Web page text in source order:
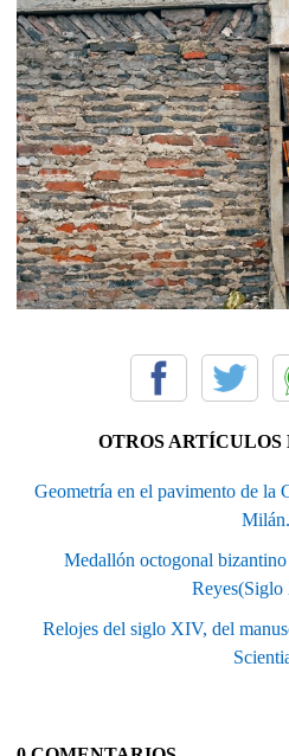
OTROS ARTÍCULOS
Geometría en el pavimento de la
Milán.
Medallón octogonal
Relojes del siglo XIV, del